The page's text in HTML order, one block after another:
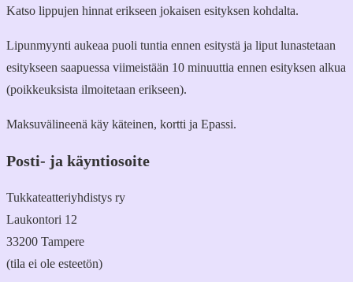
Katso lippujen hinnat erikseen jokaisen esityksen kohdalta.
Lipunmyynti aukeaa puoli tuntia ennen esitystä ja liput lunastetaan
esitykseen saapuessa viimeistään 10 minuuttia ennen esityksen alkua
(poikkeuksista ilmoitetaan erikseen).
Maksuvälineenä käy käteinen, kortti ja Epassi.
Posti- ja käyntiosoite
Tukkateatteriyhdistys ry
Laukontori 12
33200 Tampere
(tila ei ole esteetön)